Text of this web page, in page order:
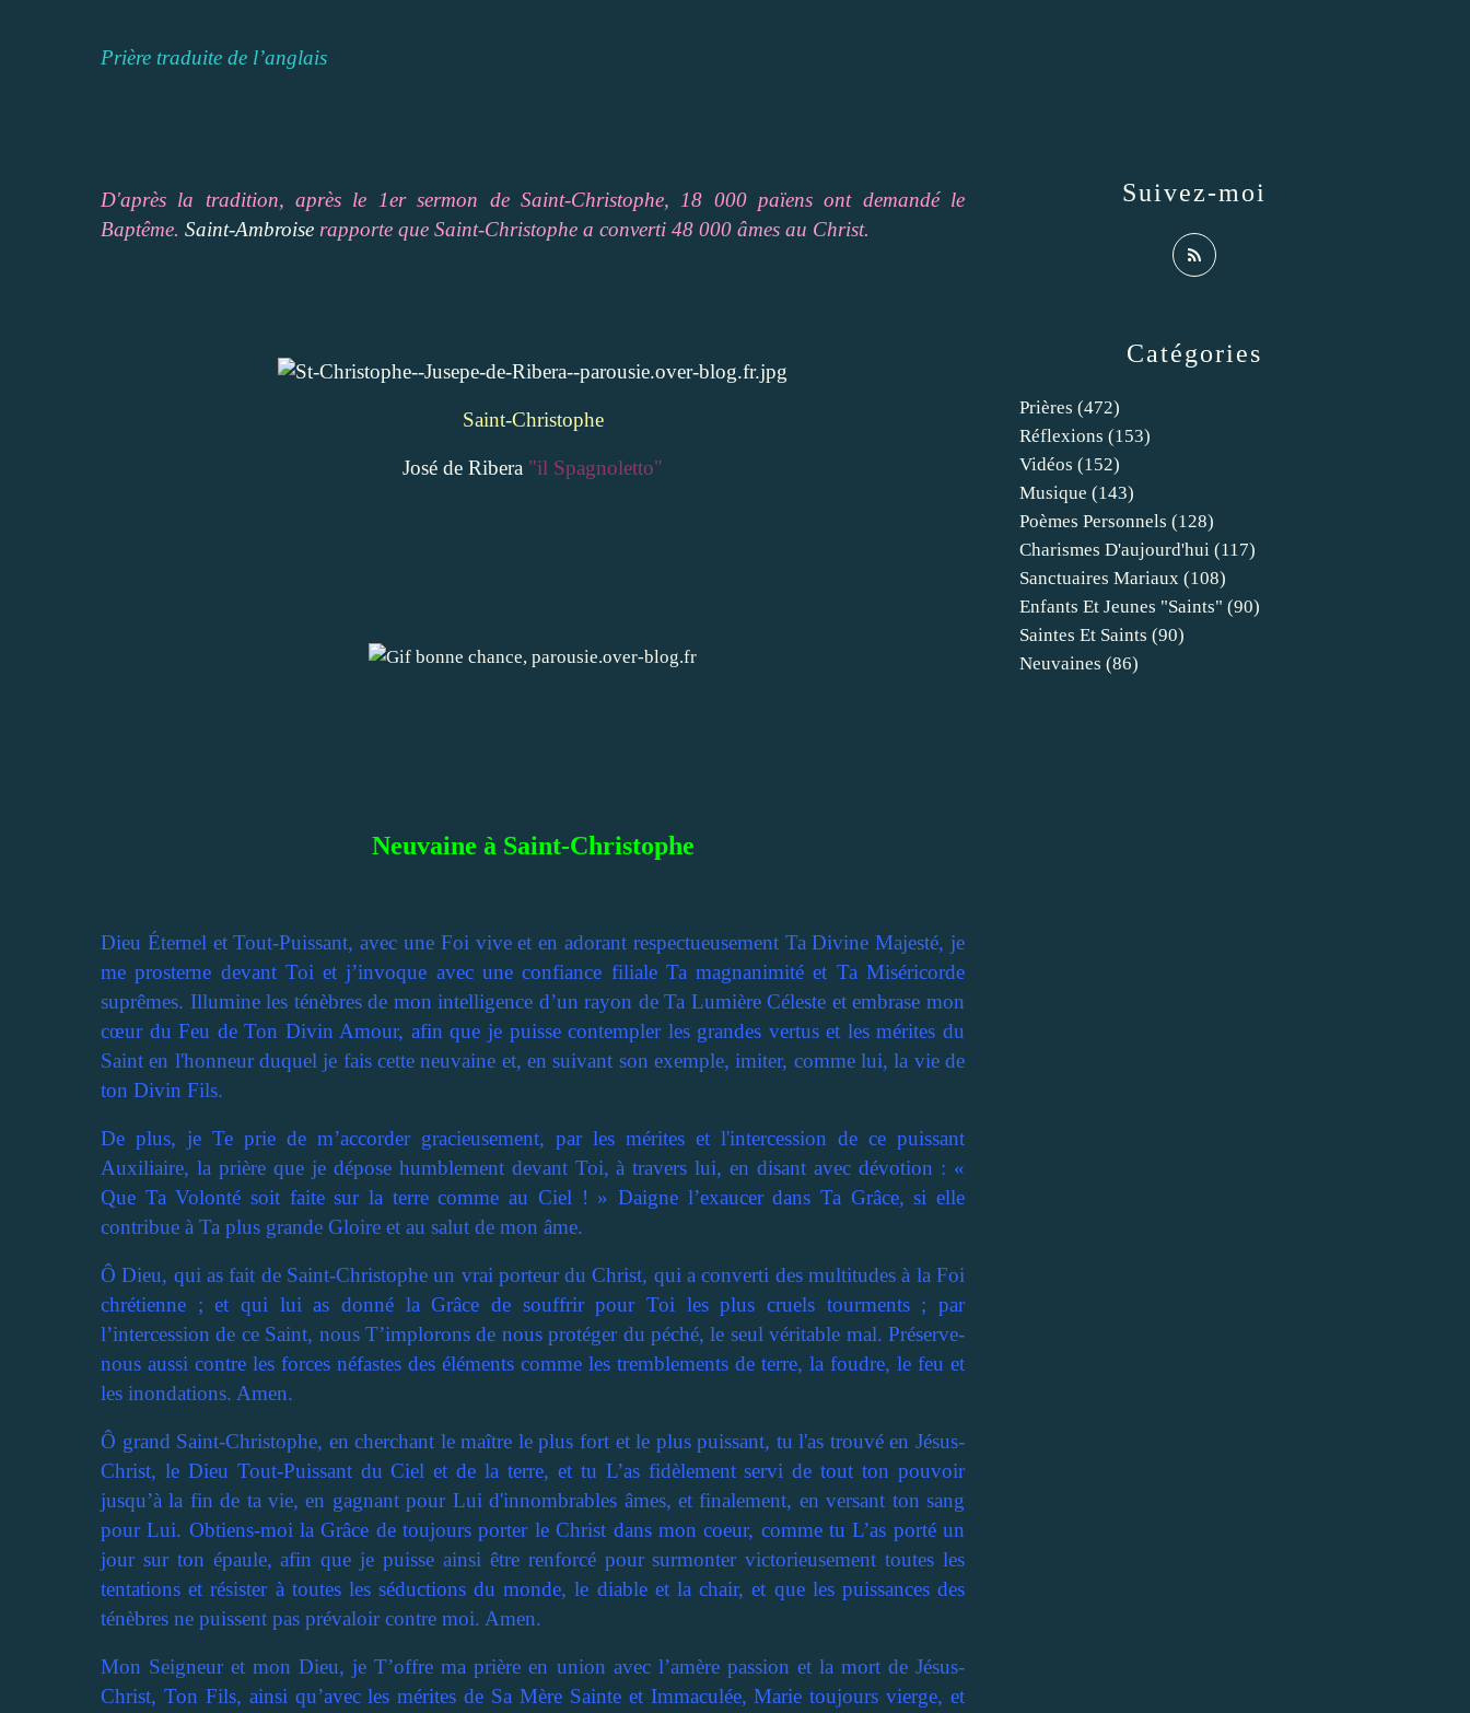
Prière traduite de l’anglais
D'après la tradition, après le 1er sermon de Saint-Christophe, 18 000 païens ont demandé le
Baptême. Saint-Ambroise rapporte que Saint-Christophe a converti 48 000 âmes au Christ.
Saint-Christophe
José de Ribera "il Spagnoletto"
Neuvaine à Saint-Christophe
Dieu Éternel et Tout-Puissant, avec une Foi vive et en adorant respectueusement Ta Divine Majesté, je
me prosterne devant Toi et j’invoque avec une confiance filiale Ta magnanimité et Ta Miséricorde
suprêmes. Illumine les ténèbres de mon intelligence d’un rayon de Ta Lumière Céleste et embrase mon
cœur du Feu de Ton Divin Amour, afin que je puisse contempler les grandes vertus et les mérites du
Saint en l'honneur duquel je fais cette neuvaine et, en suivant son exemple, imiter, comme lui, la vie de
ton Divin Fils.
De plus, je Te prie de m’accorder gracieusement, par les mérites et l'intercession de ce puissant
Auxiliaire, la prière que je dépose humblement devant Toi, à travers lui, en disant avec dévotion : «
Que Ta Volonté soit faite sur la terre comme au Ciel ! » Daigne l’exaucer dans Ta Grâce, si elle
contribue à Ta plus grande Gloire et au salut de mon âme.
Ô Dieu, qui as fait de Saint-Christophe un vrai porteur du Christ, qui a converti des multitudes à la Foi
chrétienne ; et qui lui as donné la Grâce de souffrir pour Toi les plus cruels tourments ; par
l’intercession de ce Saint, nous T’implorons de nous protéger du péché, le seul véritable mal. Préserve-
nous aussi contre les forces néfastes des éléments comme les tremblements de terre, la foudre, le feu et
les inondations. Amen.
Ô grand Saint-Christophe, en cherchant le maître le plus fort et le plus puissant, tu l'as trouvé en Jésus-
Christ, le Dieu Tout-Puissant du Ciel et de la terre, et tu L’as fidèlement servi de tout ton pouvoir
jusqu’à la fin de ta vie, en gagnant pour Lui d'innombrables âmes, et finalement, en versant ton sang
pour Lui. Obtiens-moi la Grâce de toujours porter le Christ dans mon coeur, comme tu L’as porté un
jour sur ton épaule, afin que je puisse ainsi être renforcé pour surmonter victorieusement toutes les
tentations et résister à toutes les séductions du monde, le diable et la chair, et que les puissances des
ténèbres ne puissent pas prévaloir contre moi. Amen.
Mon Seigneur et mon Dieu, je T’offre ma prière en union avec l’amère passion et la mort de Jésus-
Christ, Ton Fils, ainsi qu’avec les mérites de Sa Mère Sainte et Immaculée, Marie toujours vierge, et
Catégories
Prières (472)
Réflexions (153)
Vidéos (152)
Musique (143)
Poèmes Personnels (128)
Charismes D'aujourd'hui (117)
Sanctuaires Mariaux (108)
Enfants Et Jeunes "saints" (90)
Saintes Et Saints (90)
Neuvaines (86)
Suivez-moi